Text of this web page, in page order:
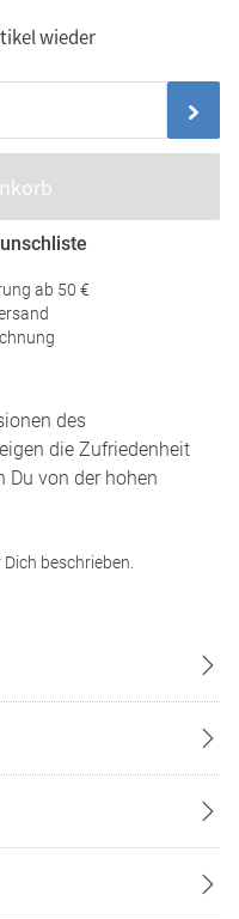
wieder
ab 50 €
des
die Zufriedenheit
Du von der hohen
beschrieben.